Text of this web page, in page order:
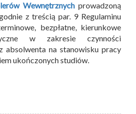
Wewnętrznych prowadzoną
z treścią par. 9 Regulaminu
bezpłatne, kierunkowe
w zakresie czynności
absolwenta na stanowisku pracy
ukończonych studiów.